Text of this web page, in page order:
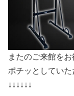
またのご来館をお
ポチッとしてい
↓↓↓↓↓↓